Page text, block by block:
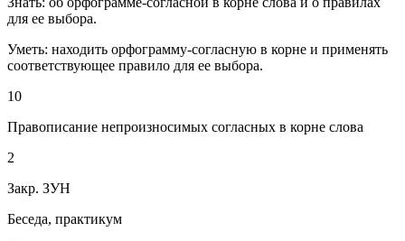
для ее выбора.
Уметь: находить орфограмму-согласную в корне и применять
соответствующее правило для ее выбора.
10
Правописание непроизносимых согласных в корне слова
2
Закр. ЗУН
Беседа, практикум